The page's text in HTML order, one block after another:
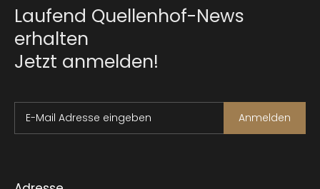
Laufend Quellenhof-News
erhalten
Jetzt anmelden!
E-Mail Adresse eingeben Anmelden